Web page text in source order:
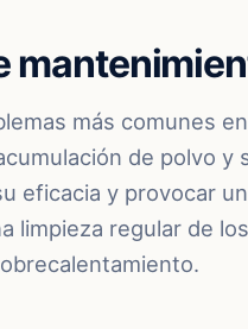
más comunes
de polvo
eficacia y provocar
limpieza regular de